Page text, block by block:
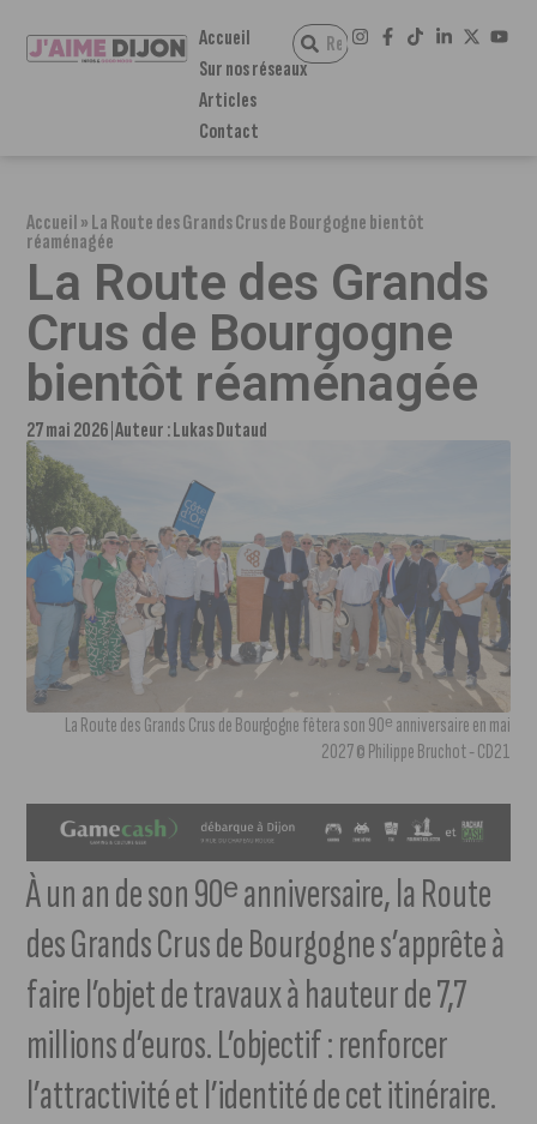
Accueil
Sur nos réseaux
Articles
Contact
Accueil»La Route des Grands Crus de Bourgogne bientôt
réaménagée
La Route des Grands
Crus de Bourgogne
bientôt réaménagée
27 mai 2026 Auteur :Lukas Dutaud
La Route des Grands Crus de Bourgogne fêtera son 90ᵉ anniversaire en mai
2027 © Philippe Bruchot - CD21
À un an de son 90ᵉ anniversaire, la Route
des Grands Crus de Bourgogne s’apprête à
faire l’objet de travaux à hauteur de 7,7
millions d’euros. L’objectif : renforcer
l’attractivité et l’identité de cet itinéraire.